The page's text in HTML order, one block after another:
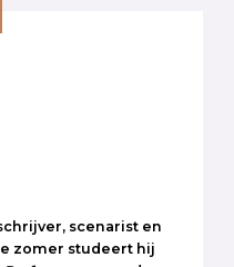
scenarist en
zomer studeert hij